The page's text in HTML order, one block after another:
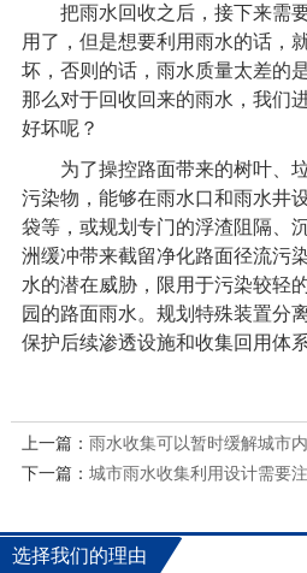
把雨水回收之后，接下来需
用了，但是想要利用雨水的话，
坏，否则的话，雨水质量太差的
那么对于回收回来的雨水，我们
好坏呢？
为了操控路面带来的树叶、
污染物，能够在雨水口和雨水井
袋等，或规划专门的浮渣阻隔、
洲缓冲带来截留净化路面径流污
水的潜在威胁，限用于污染较轻
园的路面雨水。规划特殊装置分
保护后续渗透设施和收集回用体
上一篇： 雨水收集可以暂时缓解城市内
下一篇： 城市雨水收集利用设计需要
选择我们的理由